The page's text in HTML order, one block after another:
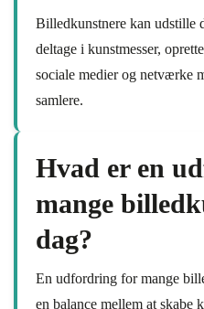
Billedkunstnere kan udstille
deltage i kunstmesser,
sociale medier og netværke
samlere.
Hvad er en
mange
dag?
En udfordring for mange
en balance mellem at skabe